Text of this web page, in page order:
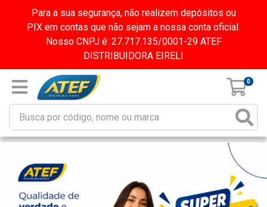
Para a sua segurança, não realizem depósitos ou
PIX em contas que não sejam a nossa conta oficial.
Nosso CNPJ é: 27.717.135/0001-29 ATEF
DISTRIBUIDORA EIRELI
0